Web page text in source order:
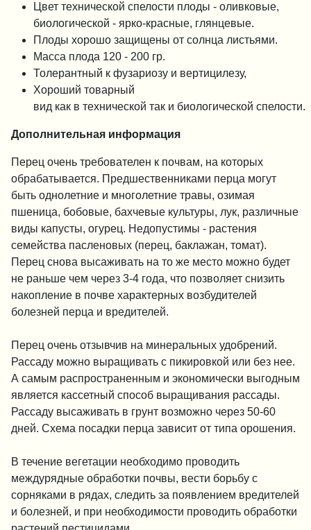
Цвет технической спелости плоды - оливковые,
биологической - ярко-красные, глянцевые.
Плоды хорошо защищены от солнца листьями.
Масса плода 120 - 200 гр.
Толерантный к фузариозу и вертицилезу,
Хороший товарный
вид как в технической так и биологической спелости.
Дополнительная информация
Перец очень требователен к почвам, на которых
обрабатывается. Предшественниками перца могут
быть однолетние и многолетние травы, озимая
пшеница, бобовые, бахчевые культуры, лук, различные
виды капусты, огурец. Недопустимы - растения
семейства пасленовых (перец, баклажан, томат).
Перец снова высаживать на то же место можно будет
не раньше чем через 3-4 года, что позволяет снизить
накопление в почве характерных возбудителей
болезней перца и вредителей.
Перец очень отзывчив на минеральных удобрений.
Рассаду можно выращивать с пикировкой или без нее.
А самым распространенным и экономически выгодным
является кассетный способ выращивания рассады.
Рассаду высаживать в грунт возможно через 50-60
дней. Схема посадки перца зависит от типа орошения.
В течение вегетации необходимо проводить
междурядные обработки почвы, вести борьбу с
сорняками в рядах, следить за появлением вредителей
и болезней, и при необходимости проводить обработки